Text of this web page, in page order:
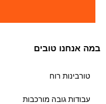
במה אנחנו טובים
טורבינות רוח
עבודות גובה מורכבות